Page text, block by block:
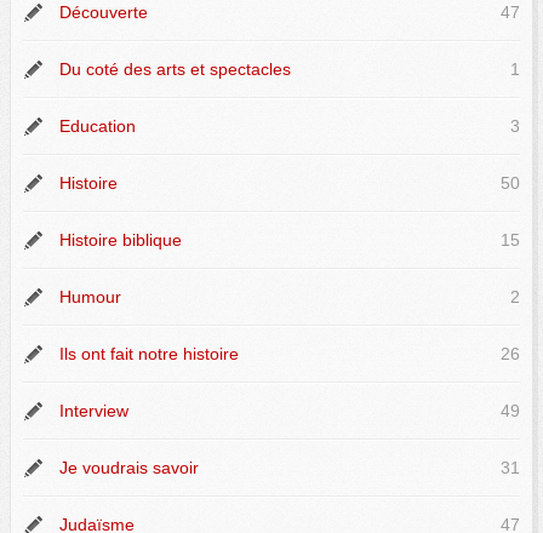
Découverte 47
Du coté des arts et spectacles 1
Education 3
Histoire 50
Histoire biblique 15
Humour 2
Ils ont fait notre histoire 26
Interview 49
Je voudrais savoir 31
Judaïsme 47